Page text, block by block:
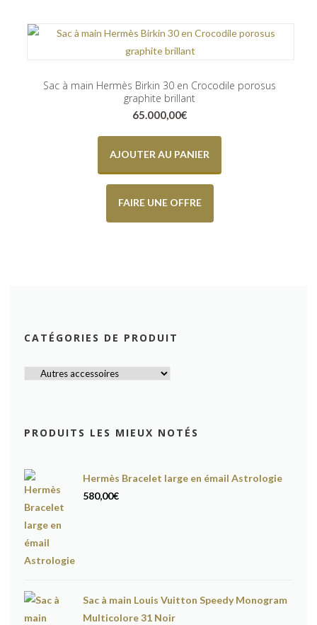
Sac à main Hermès Birkin 30 en Crocodile porosus
graphite brillant
65.000,00€
AJOUTER AU PANIER
FAIRE UNE OFFRE
CATÉGORIES DE PRODUIT
PRODUITS LES MIEUX NOTÉS
Hermès Bracelet large en émail Astrologie
580,00€
Sac à main Louis Vuitton Speedy Monogram
Multicolore 31 Noir